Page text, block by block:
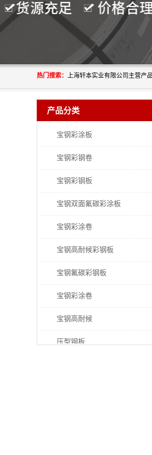
热门搜索：
产品分类
宝钢彩涂板
宝钢彩钢卷
宝钢彩钢板
宝钢双面氟碳彩涂板
宝钢彩涂卷
宝钢高耐候彩钢板
宝钢氟碳彩钢板
宝钢彩涂卷
宝钢高耐候
压型钢板